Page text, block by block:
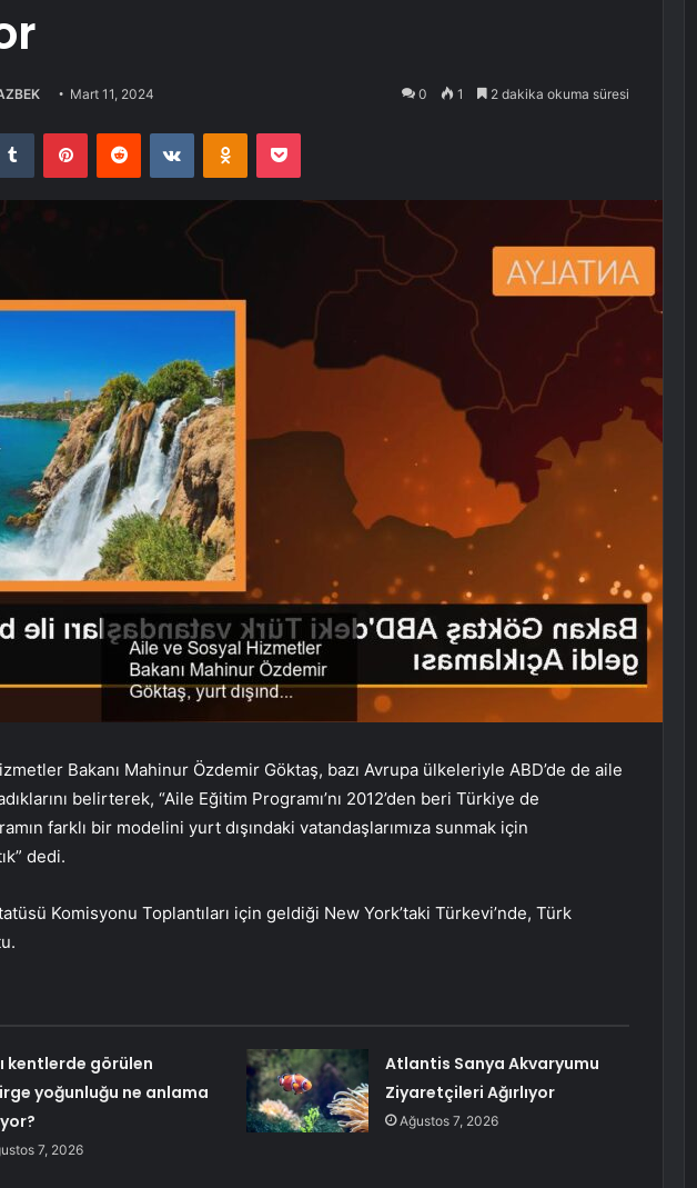
Mart 11, 2024 0 1 2 dakika okuma süresi
Tumblr PinterestReddit VKontakteOdnoklassniki
Pocket
Bakanı Mahinur Özdemir Göktaş, bazı Avrupa ülkeleriyle ABD’de de aile
belirterek, “Aile Eğitim Programı’nı 2012’den beri Türkiye de
farklı bir modelini yurt dışındaki vatandaşlarımıza sunmak için
dedi.
Komisyonu Toplantıları için geldiği New York’taki Türkevi’nde, Türk
kentlerde görülen
yoğunluğu ne anlama
7, 2026
Atlantis Sanya Akvaryumu
Ziyaretçileri Ağırlıyor
Ağustos 7, 2026